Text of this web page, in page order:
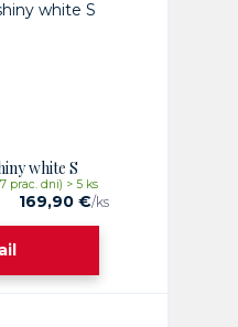
white S
169,90 €/ks
prac. dni) > 5 ks